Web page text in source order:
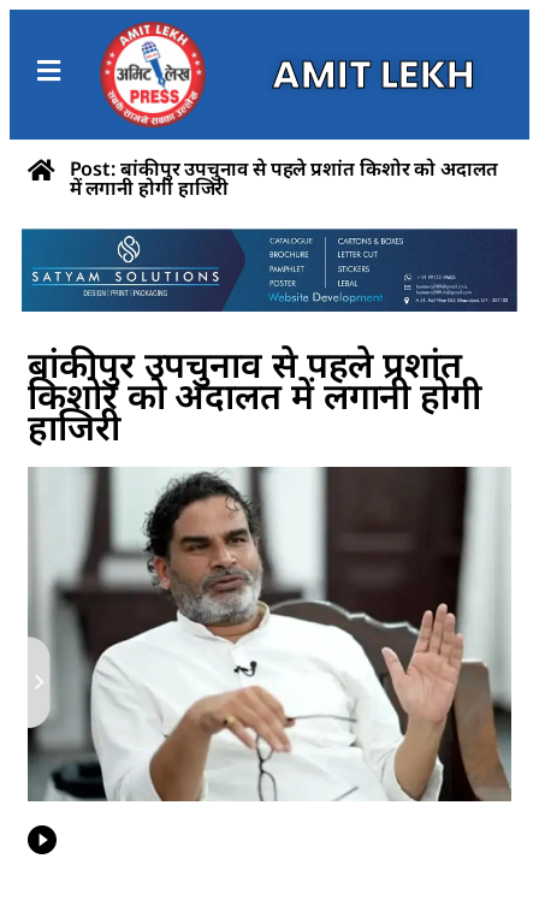
AMIT LEKH
Post: बांकीपुर उपचुनाव से पहले प्रशांत किशोर को अदालत
में लगानी होगी हाजिरी
बांकीपुर उपचुनाव से पहले प्रशांत
किशोर को अदालत में लगानी होगी
हाजिरी